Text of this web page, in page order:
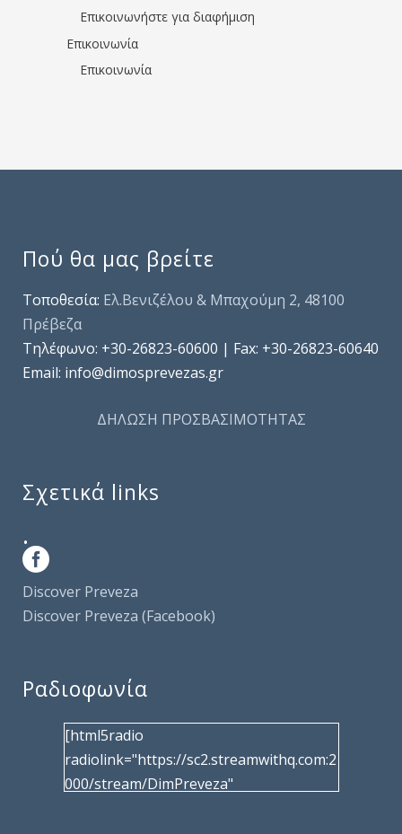
Επικοινωνήστε για διαφήμιση
Επικοινωνία
Επικοινωνία
Πού θα μας βρείτε
Τοποθεσία: Ελ.Βενιζέλου & Μπαχούμη 2, 48100
Πρέβεζα
Τηλέφωνo: +30-26823-60600 | Fax: +30-26823-60640
Email: info@dimosprevezas.gr
ΔΗΛΩΣΗ ΠΡΟΣΒΑΣΙΜΟΤΗΤΑΣ
Σχετικά links
.
Discover Preveza
Discover Preveza (Facebook)
Ραδιοφωνία
[html5radio
radiolink="https://sc2.streamwithq.com:2
000/stream/DimPreveza"